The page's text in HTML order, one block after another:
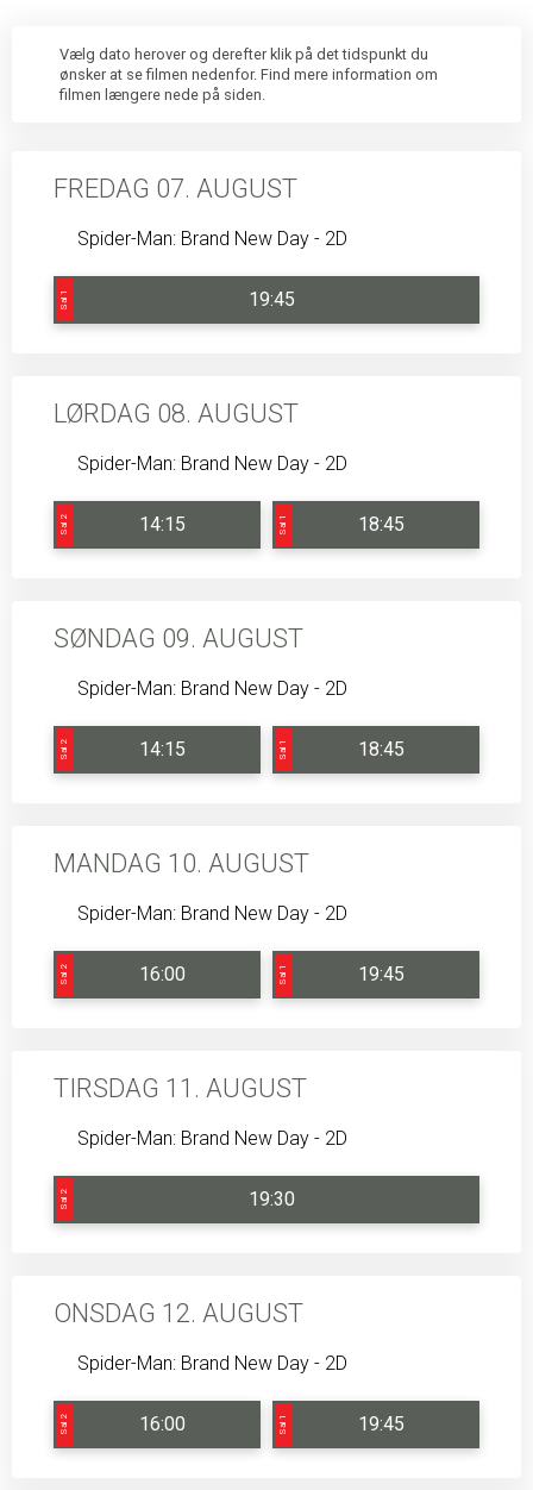
Vælg dato herover og derefter klik på det tidspunkt du
ønsker at se filmen nedenfor. Find mere information om
filmen længere nede på siden.
FREDAG 07. AUGUST
Spider-Man: Brand New Day - 2D
Sal 1 19:45
LØRDAG 08. AUGUST
Spider-Man: Brand New Day - 2D
Sal 2 14:15 Sal 1 18:45
SØNDAG 09. AUGUST
Spider-Man: Brand New Day - 2D
Sal 2 14:15 Sal 1 18:45
MANDAG 10. AUGUST
Spider-Man: Brand New Day - 2D
Sal 2 16:00 Sal 1 19:45
TIRSDAG 11. AUGUST
Spider-Man: Brand New Day - 2D
Sal 2 19:30
ONSDAG 12. AUGUST
Spider-Man: Brand New Day - 2D
Sal 2 16:00 Sal 1 19:45